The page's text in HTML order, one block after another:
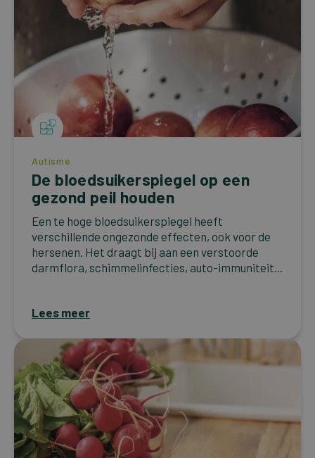
Autisme
De bloedsuikerspiegel op een
gezond peil houden
Een te hoge bloedsuikerspiegel heeft
verschillende ongezonde effecten, ook voor de
hersenen. Het draagt bij aan een verstoorde
darmflora, schimmelinfecties, auto-immuniteit...
Lees meer